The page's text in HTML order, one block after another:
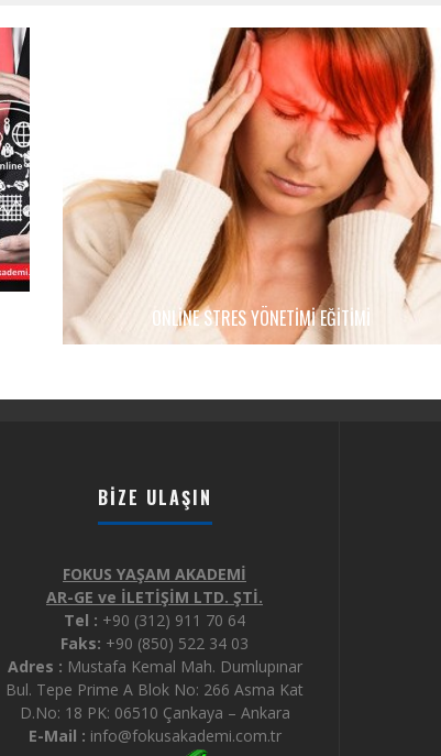
ONLINE STRES YÖNETIMI EĞITIMI
BIZE ULAŞIN
FOKUS YAŞAM AKADEMİ
AR-GE ve İLETİŞİM LTD. ŞTİ.
Tel : +90 (312) 911 70 64
Faks: +90 (850) 522 34 03
Adres : Mustafa Kemal Mah. Dumlupınar
Bul. Tepe Prime A Blok No: 266 Asma Kat
D.No: 18 PK: 06510 Çankaya – Ankara
E-Mail : info@fokusakademi.com.tr